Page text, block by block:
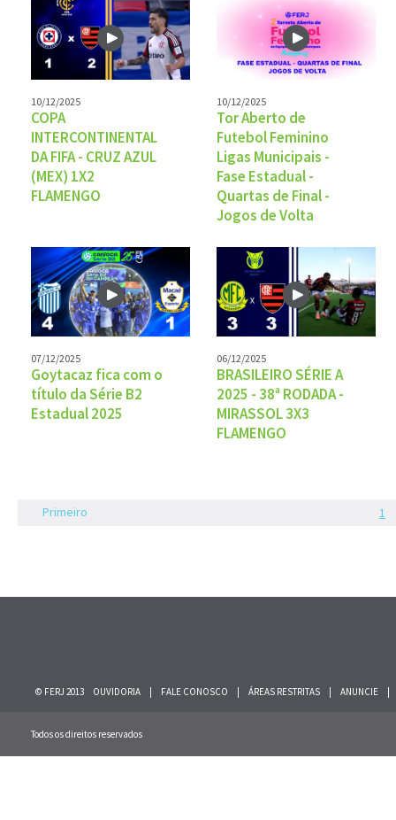
10/12/2025
COPA
INTERCONTINENTAL
DA FIFA - CRUZ AZUL
(MEX) 1X2
FLAMENGO
10/12/2025
Tor Aberto de
Futebol Feminino
Ligas Municipais -
Fase Estadual -
Quartas de Final -
Jogos de Volta
07/12/2025
Goytacaz fica com o
título da Série B2
Estadual 2025
06/12/2025
BRASILEIRO SÉRIE A
2025 - 38ª RODADA -
MIRASSOL 3X3
FLAMENGO
Primeiro 1
© FERJ 2013 OUVIDORIA FALE CONOSCO ÁREAS RESTRITAS ANUNCIE
Todos os direitos reservados